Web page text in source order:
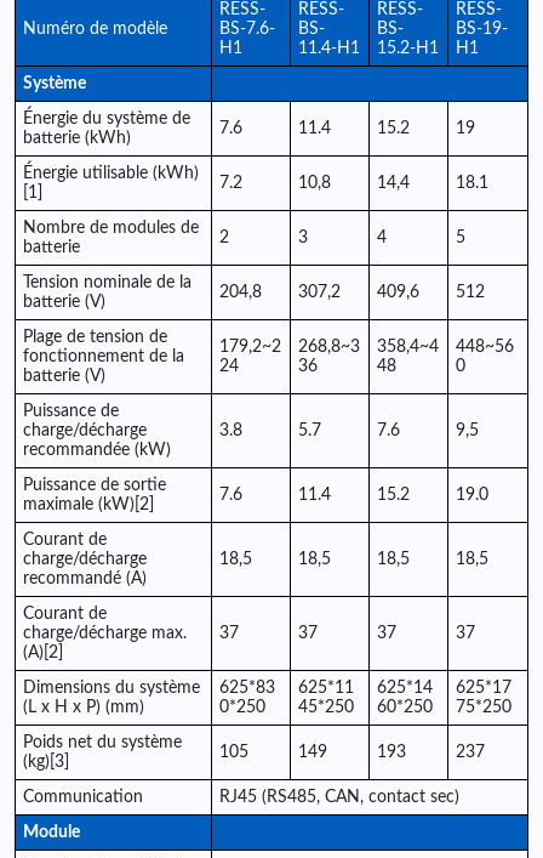
Numéro de modèle
RESS-
BS-7.6-
H1
RESS-
BS-
11.4-H1
RESS-
BS-
15.2-H1
RESS-
BS-19-
H1
Système
Énergie du système de
batterie (kWh)
7.6 11.4 15.2 19
Énergie utilisable (kWh)
[1]
7.2 10,8 14,4 18.1
Nombre de modules de
batterie
2 3 4 5
Tension nominale de la
batterie (V)
204,8 307,2 409,6 512
Plage de tension de
fonctionnement de la
batterie (V)
179,2~2
24
268,8~3
36
358,4~4
48
448~56
0
Puissance de
charge/décharge
recommandée (kW)
3.8 5.7 7.6 9,5
Puissance de sortie
maximale (kW)[2]
7.6 11.4 15.2 19.0
Courant de
charge/décharge
recommandé (A)
18,5 18,5 18,5 18,5
Courant de
charge/décharge max.
(A)[2]
37 37 37 37
Dimensions du système
(L x H x P) (mm)
625*83
0*250
625*11
45*250
625*14
60*250
625*17
75*250
Poids net du système
(kg)[3]
105 149 193 237
Communication RJ45 (RS485, CAN, contact sec)
Module